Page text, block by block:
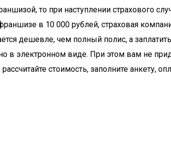
то при наступлении страхового
в 10 000 рублей, страховая
дешевле, чем полный полис, а
электронном виде. При этом вам не
стоимость, заполните анкету,